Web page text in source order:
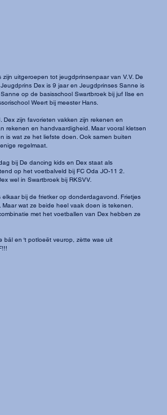
uitgeroepen tot jeugdprinsenpaar van V.V. De
Dex is 9 jaar en Jeugdprinses Sanne is
op de basisschool Swartbroek bij juf Ilse en
Weert bij meester Hans.
Dex zijn favorieten vakken zijn rekenen en
rekenen en handvaardigheid. Maar vooral kletsen
is wat ze het liefste doen. Ook samen buiten
regelmaat.
bij De dancing kids en Dex staat als
op het voetbalveld bij FC Oda JO-11 2.
wel in Swartbroek bij RKSVV.
bij de frietker op donderdagavond. Frietjes
wat ze beide heel vaak doen is tekenen.
met het voetballen van Dex hebben ze
bâl en ‘t potloeët veurop, zètte wae uit